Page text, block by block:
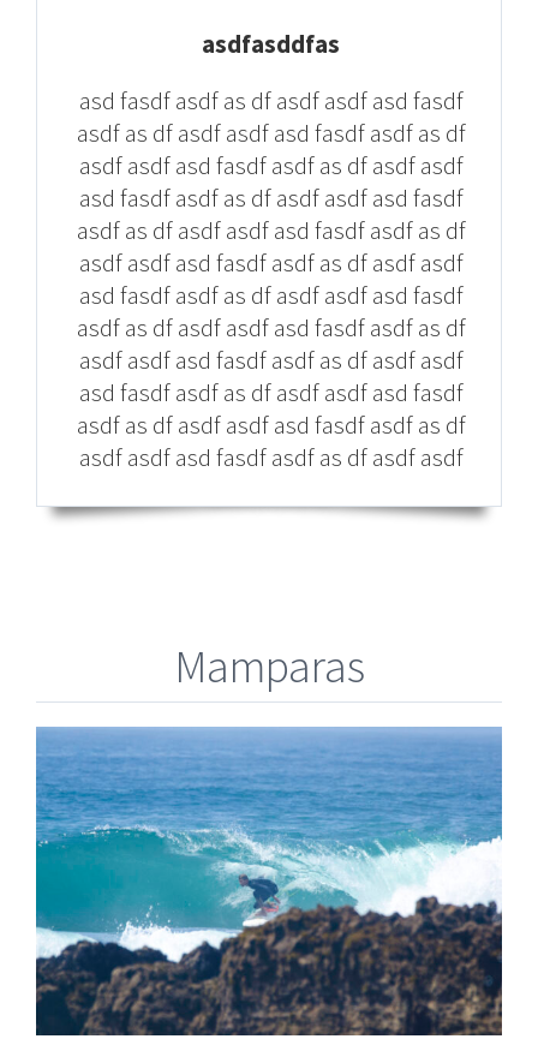
asdfasddfas
asd fasdf asdf as df asdf asdf asd fasdf
asdf as df asdf asdf asd fasdf asdf as df
asdf asdf asd fasdf asdf as df asdf asdf
asd fasdf asdf as df asdf asdf asd fasdf
asdf as df asdf asdf asd fasdf asdf as df
asdf asdf asd fasdf asdf as df asdf asdf
asd fasdf asdf as df asdf asdf asd fasdf
asdf as df asdf asdf asd fasdf asdf as df
asdf asdf asd fasdf asdf as df asdf asdf
asd fasdf asdf as df asdf asdf asd fasdf
asdf as df asdf asdf asd fasdf asdf as df
asdf asdf asd fasdf asdf as df asdf asdf
Mamparas